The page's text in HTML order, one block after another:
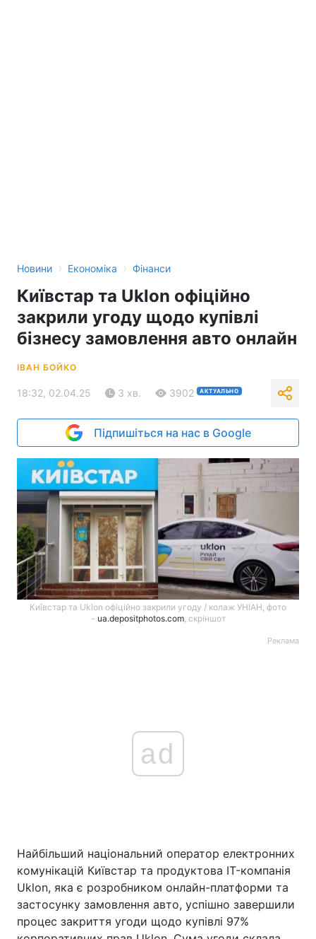
Новини › Економіка › Фінанси
Київстар та Uklon офіційно
закрили угоду щодо купівлі
бізнесу замовлення авто онлайн
ІВАН БОЙКО
18:32, 02.04.25 3 хв. 3902 АКТУАЛЬНО
Підпишіться на нас в Google
Київстар та Uklon офіційно закрили угоду / колаж УНІАН, фото
- ua.depositphotos.com, скріншот
Реклама
ad
Найбільший національний оператор електронних
комунікацій Київстар та продуктова IT-компанія
Uklon, яка є розробником онлайн-платформи та
застосунку замовлення авто, успішно завершили
процес закриття угоди щодо купівлі 97%